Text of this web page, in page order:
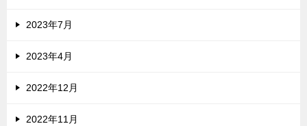
2023年7月
2023年4月
2022年12月
2022年11月